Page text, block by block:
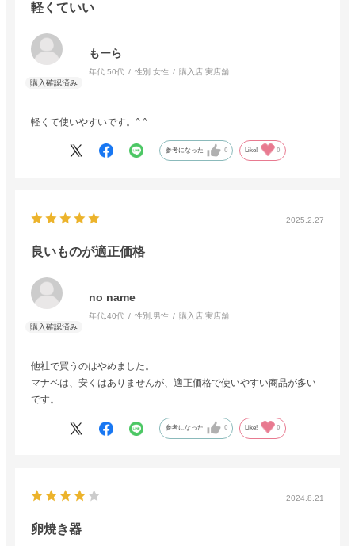
軽くていい
もーら
年代:50代 性別:女性 購入店:実店舗
軽くて使いやすいです。^ ^
参考になった 0 Like! 0
2025.2.27
良いものが適正価格
no name
年代:40代 性別:男性 購入店:実店舗
他社で買うのはやめました。
マナベは、安くはありませんが、適正価格で使いやすい商品が多い
です。
参考になった 0 Like! 0
2024.8.21
卵焼き器